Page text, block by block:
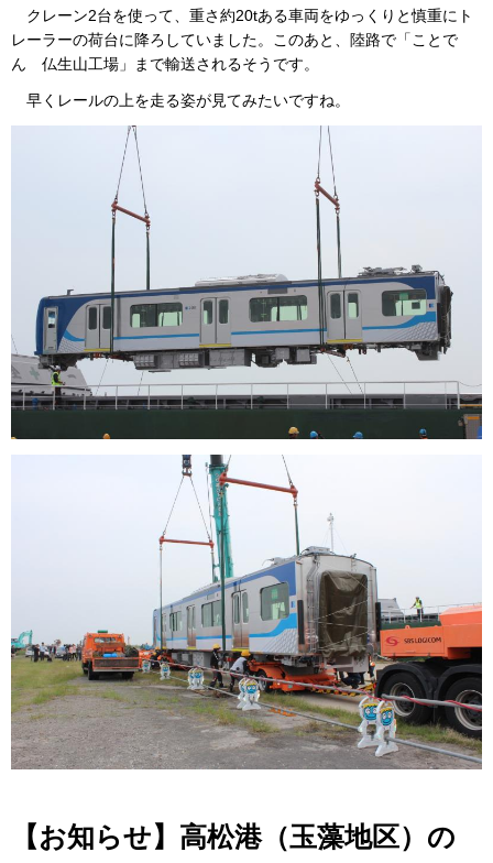
クレーン2台を使って、重さ約20tある車両をゆっくりと慎重にト
レーラーの荷台に降ろしていました。このあと、陸路で「ことで
ん 仏生山工場」まで輸送されるそうです。
早くレールの上を走る姿が見てみたいですね。
【お知らせ】高松港（玉藻地区）の